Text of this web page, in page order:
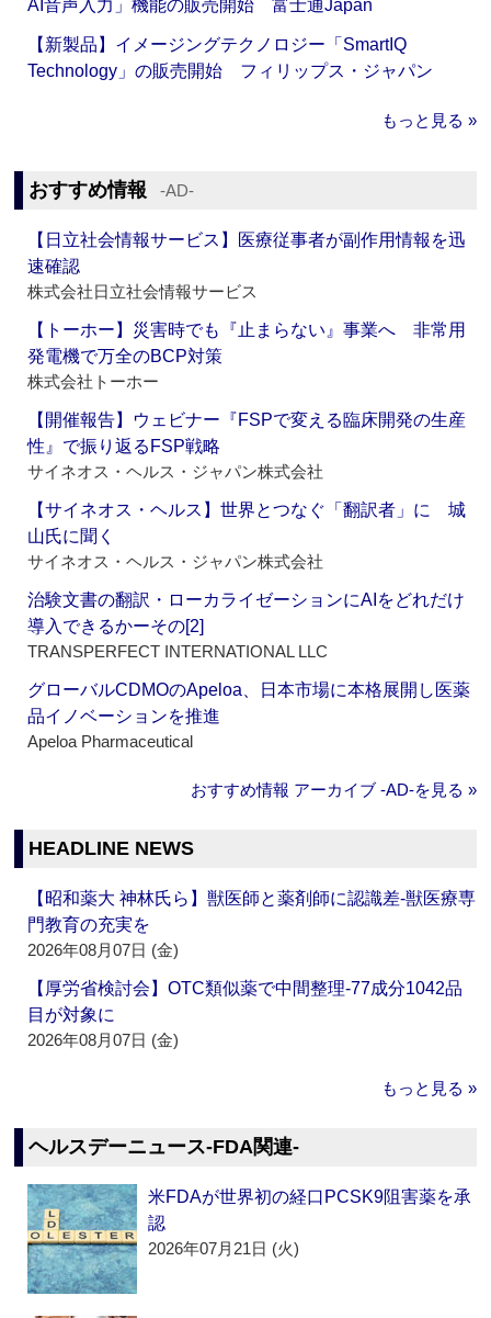
AI音声入力」機能の販売開始 富士通Japan
【新製品】イメージングテクノロジー「SmartIQ
Technology」の販売開始 フィリップス・ジャパン
もっと見る »
おすすめ情報 ‐AD‐
【日立社会情報サービス】医療従事者が副作用情報を迅
速確認
株式会社日立社会情報サービス
【トーホー】災害時でも『止まらない』事業へ 非常用
発電機で万全のBCP対策
株式会社トーホー
【開催報告】ウェビナー『FSPで変える臨床開発の生産
性』で振り返るFSP戦略
サイネオス・ヘルス・ジャパン株式会社
【サイネオス・ヘルス】世界とつなぐ「翻訳者」に 城
山氏に聞く
サイネオス・ヘルス・ジャパン株式会社
治験文書の翻訳・ローカライゼーションにAIをどれだけ
導入できるかーその[2]
TRANSPERFECT INTERNATIONAL LLC
グローバルCDMOのApeloa、日本市場に本格展開し医薬
品イノベーションを推進
Apeloa Pharmaceutical
おすすめ情報 アーカイブ ‐AD‐を見る »
HEADLINE NEWS
【昭和薬大 神林氏ら】獣医師と薬剤師に認識差‐獣医療専
門教育の充実を
2026年08月07日 (金)
【厚労省検討会】OTC類似薬で中間整理‐77成分1042品
目が対象に
2026年08月07日 (金)
もっと見る »
ヘルスデーニュース‐FDA関連‐
米FDAが世界初の経口PCSK9阻害薬を承
認
2026年07月21日 (火)